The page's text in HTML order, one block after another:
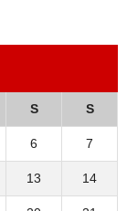
S S
6 7
13 14